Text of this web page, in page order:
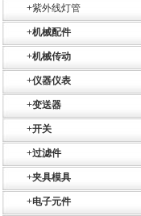
+紫外线灯管
+机械配件
+机械传动
+仪器仪表
+变送器
+开关
+过滤件
+夹具模具
+电子元件